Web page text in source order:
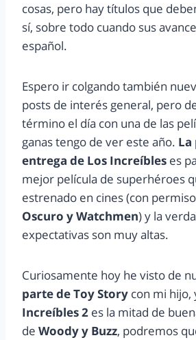
cosas, pero hay títulos que
sí, sobre todo cuando sus
español.
Espero ir colgando también
posts de interés general, pero
término el día con una de las
ganas tengo de ver este año.
entrega de Los Increíbles es
mejor película de superhéroes
estrenado en cines (con
Oscuro y Watchmen) y la
expectativas son muy altas.
Curiosamente hoy he visto de
parte de Toy Story con mi hijo,
Increíbles 2 es la mitad de
de Woody y Buzz, podremos